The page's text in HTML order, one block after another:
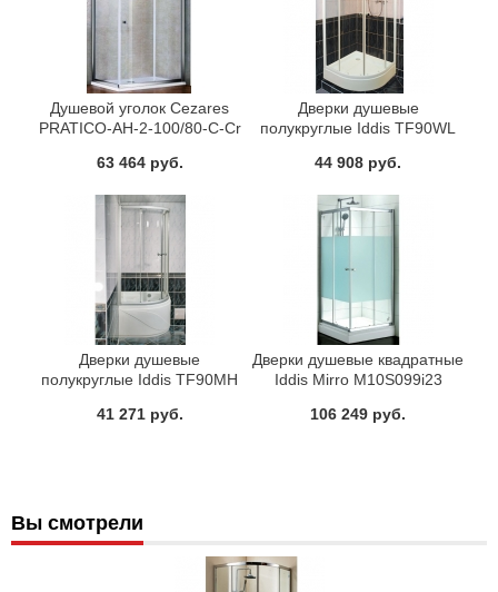
Душевой уголок Cezares
PRATICO-AH-2-100/80-C-Cr
63 464 руб.
Дверки душевые
полукруглые Iddis TF90WL
44 908 руб.
Дверки душевые
полукруглые Iddis TF90MH
41 271 руб.
Дверки душевые квадратные
Iddis Mirro M10S099i23
106 249 руб.
Вы смотрели